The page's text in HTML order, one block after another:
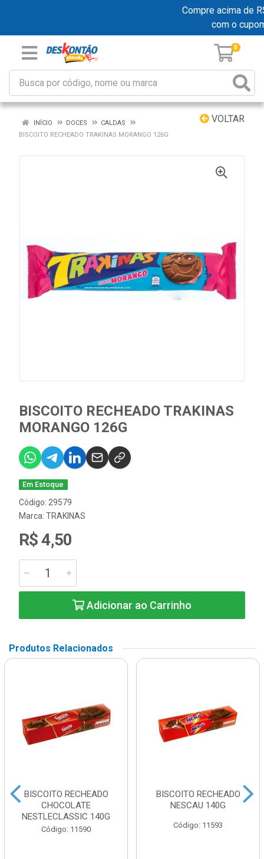
Compre acima de
com o
0
VOLTAR
INÍCIO DOCES
CALDAS
BISCOITO RECHEADO TRAKINAS MORANGO 126G
BISCOITO RECHEADO TRAKINAS
MORANGO 126G
Em Estoque
Código: 29579
Marca: TRAKINAS
R$ 4,50
Adicionar ao Carrinho
Produtos Relacionados
BISCOITO RECHEADO
CHOCOLATE
NESTLECLASSIC 140G
Código: 11590
BISCOITO RECHEADO
NESCAU 140G
Código: 11593